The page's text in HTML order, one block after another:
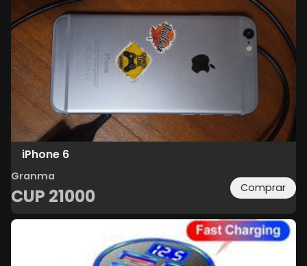
MAS ANTIGUOS
MAS NUEVOS
TU PROVINCIA
iPhone 6
Granma
CUP 21000 Comprar